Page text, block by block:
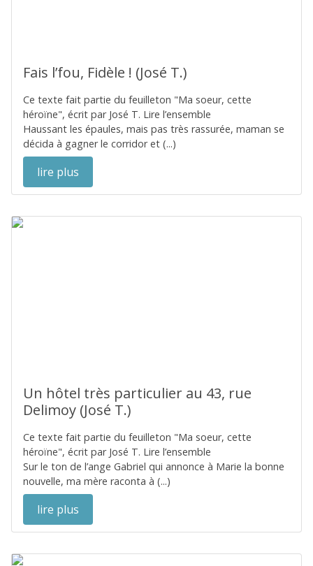
Fais l’fou, Fidèle ! (José T.)
Ce texte fait partie du feuilleton "Ma soeur, cette
héroïne", écrit par José T. Lire l’ensemble
Haussant les épaules, mais pas très rassurée, maman se
décida à gagner le corridor et (...)
lire plus
Un hôtel très particulier au 43, rue
Delimoy (José T.)
Ce texte fait partie du feuilleton "Ma soeur, cette
héroïne", écrit par José T. Lire l’ensemble
Sur le ton de l’ange Gabriel qui annonce à Marie la bonne
nouvelle, ma mère raconta à (...)
lire plus